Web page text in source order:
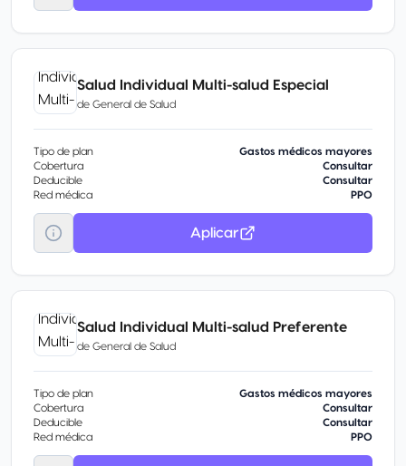
Salud Individual Multi-salud Especial
de General de Salud
Tipo de plan
Gastos médicos mayores
Cobertura
Consultar
Deducible
Consultar
Red médica
PPO
Aplicar
Salud Individual Multi-salud Preferente
de General de Salud
Tipo de plan
Gastos médicos mayores
Cobertura
Consultar
Deducible
Consultar
Red médica
PPO